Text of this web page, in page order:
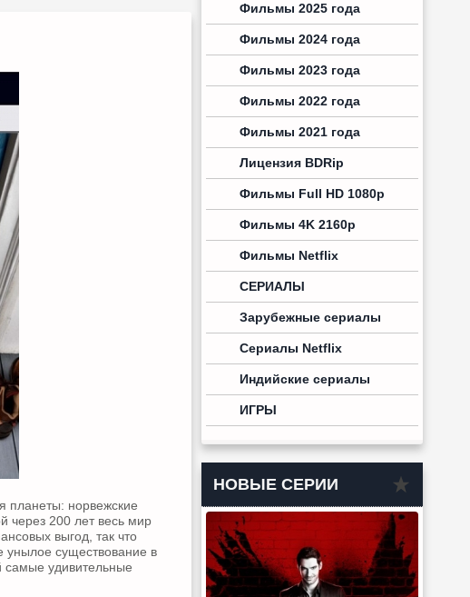
планеты: норвежские
через 200 лет весь мир
выгод, так что
унылое существование в
удивительные
Фильмы 2025 года
Фильмы 2024 года
Фильмы 2023 года
Фильмы 2022 года
Фильмы 2021 года
Лицензия BDRip
Фильмы Full HD 1080p
Фильмы 4K 2160p
Фильмы Netflix
СЕРИАЛЫ
Зарубежные сериалы
Сериалы Netflix
Индийские сериалы
ИГРЫ
НОВЫЕ СЕРИИ